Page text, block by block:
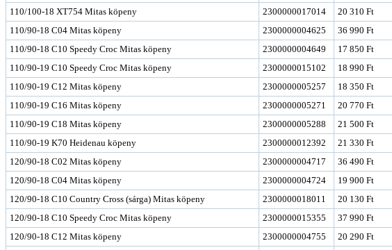
110/100-18 XT754 Mitas köpeny
2300000017014
20 310 Ft
110/90-18 C04 Mitas köpeny
2300000004625
36 990 Ft
110/90-18 C10 Speedy Croc Mitas köpeny
2300000004649
17 850 Ft
110/90-19 C10 Speedy Croc Mitas köpeny
2300000015102
18 990 Ft
110/90-19 C12 Mitas köpeny
2300000005257
18 350 Ft
110/90-19 C16 Mitas köpeny
2300000005271
20 770 Ft
110/90-19 C18 Mitas köpeny
2300000005288
21 500 Ft
110/90-19 K70 Heidenau köpeny
2300000012392
21 330 Ft
120/90-18 C02 Mitas köpeny
2300000004717
36 490 Ft
120/90-18 C04 Mitas köpeny
2300000004724
19 900 Ft
120/90-18 C10 Country Cross (sárga) Mitas köpeny
2300000018011
20 130 Ft
120/90-18 C10 Speedy Croc Mitas köpeny
2300000015355
37 990 Ft
120/90-18 C12 Mitas köpeny
2300000004755
20 290 Ft